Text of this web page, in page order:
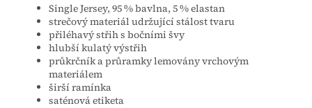
Single Jersey, 95 % bavlna, 5 % elastan
strečový materiál udržující stálost tvaru
přiléhavý střih s bočními švy
hlubší kulatý výstřih
průkrčník a průramky lemovány vrchovým
materiálem
širší ramínka
saténová etiketa